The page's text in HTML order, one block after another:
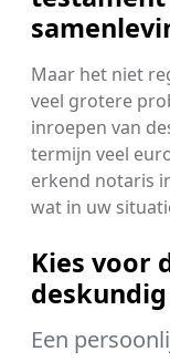
Maar het niet
veel grotere
inroepen van
termijn veel
erkend notaris
wat in uw
Kies voor
Een